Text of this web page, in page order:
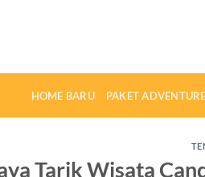
HOME BARU PAKET ADVENTURE
Tarik Wisata